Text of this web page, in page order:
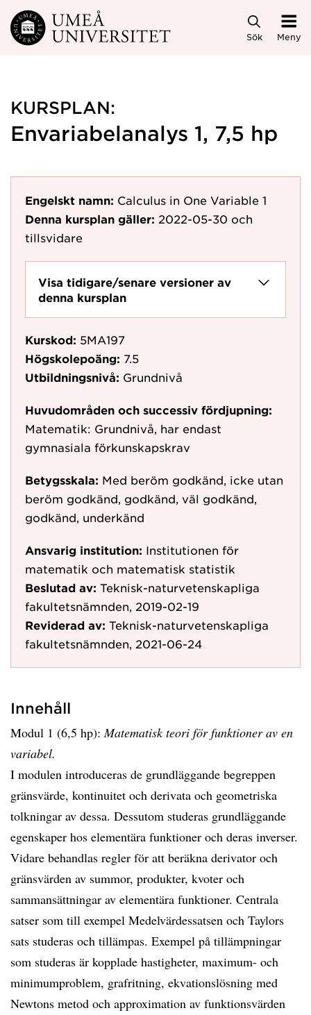
Hoppa direkt till innehållet
Sök Meny
KURSPLAN:
Envariabelanalys 1, 7,5 hp
Engelskt namn: Calculus in One Variable 1
Denna kursplan gäller: 2022-05-30 och
tillsvidare
Visa tidigare/senare versioner av
denna kursplan
Kurskod: 5MA197
Högskolepoäng: 7.5
Utbildningsnivå: Grundnivå
Huvudområden och successiv fördjupning:
Matematik: Grundnivå, har endast
gymnasiala förkunskapskrav
Betygsskala: Med beröm godkänd, icke utan
beröm godkänd, godkänd, väl godkänd,
godkänd, underkänd
Ansvarig institution: Institutionen för
matematik och matematisk statistik
Beslutad av: Teknisk-naturvetenskapliga
fakultetsnämnden, 2019-02-19
Reviderad av: Teknisk-naturvetenskapliga
fakultetsnämnden, 2021-06-24
Innehåll
Modul 1 (6,5 hp): Matematisk teori för funktioner av en
variabel.
I modulen introduceras de grundläggande begreppen
gränsvärde, kontinuitet och derivata och geometriska
tolkningar av dessa. Dessutom studeras grundläggande
egenskaper hos elementära funktioner och deras inverser.
Vidare behandlas regler för att beräkna derivator och
gränsvärden av summor, produkter, kvoter och
sammansättningar av elementära funktioner. Centrala
satser som till exempel Medelvärdessatsen och Taylors
sats studeras och tillämpas. Exempel på tillämpningar
som studeras är kopplade hastigheter, maximum- och
minimumproblem, grafritning, ekvationslösning med
Newtons metod och approximation av funktionsvärden